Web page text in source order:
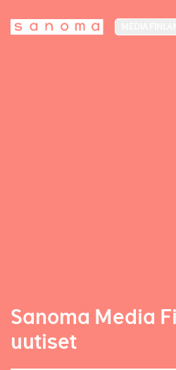
Sanoma Media
uutiset